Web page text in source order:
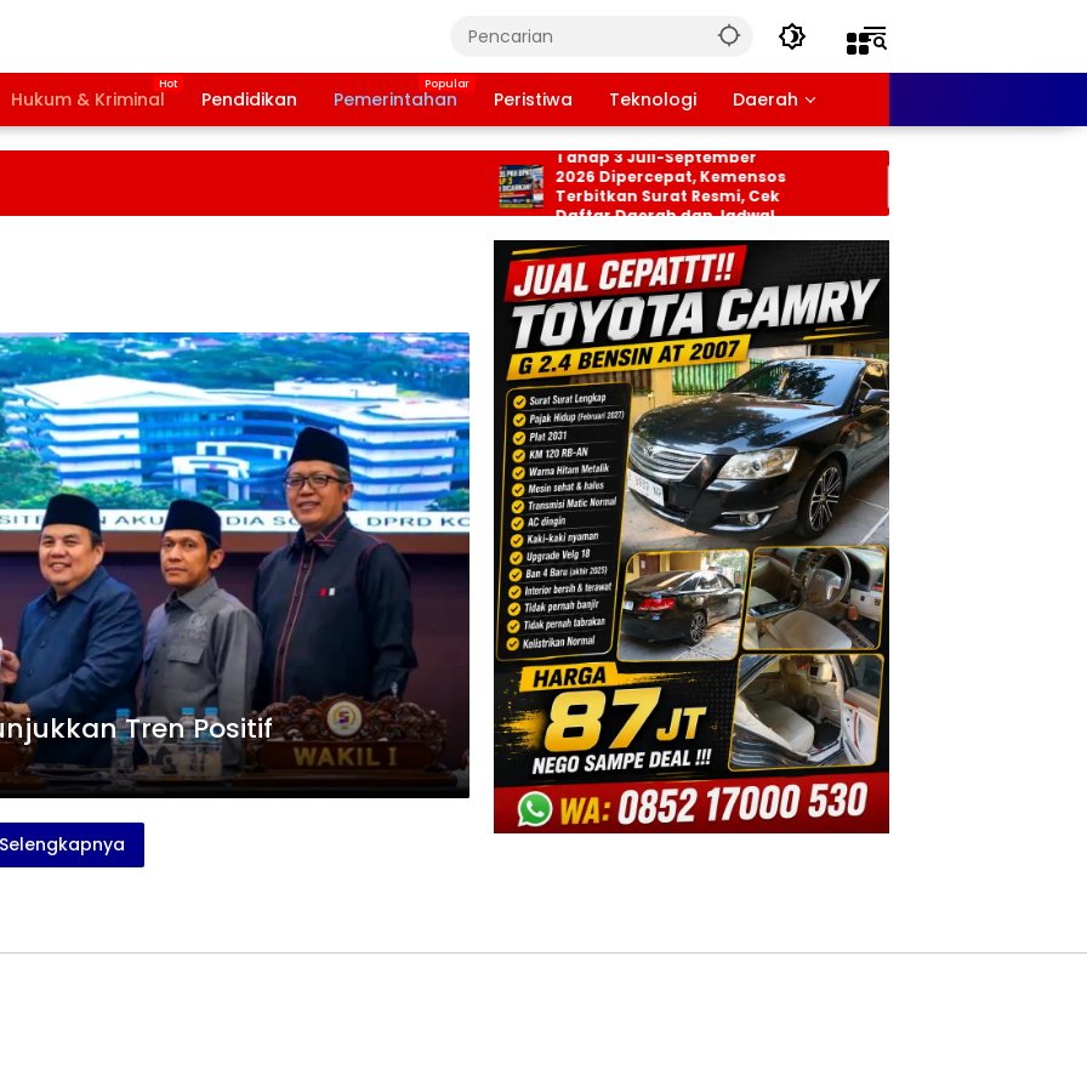
Hukum & Kriminal Pendidikan Pemerintahan Peristiwa Teknologi Daerah
Bansos PKH dan BPNT
Tahap 3 Juli-September
2026 Dipercepat, Kemensos
Terbitkan Surat Resmi, Cek
Daftar Daerah dan Jadwal
Tren Positif
Selengkapnya